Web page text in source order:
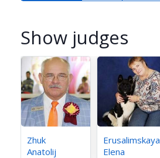
Show judges
Zhuk
Anatolij
Erusalimskaya
Elena